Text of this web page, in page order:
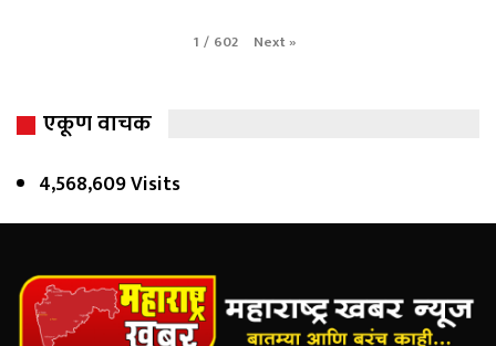
1 / 602 Next»
एकूण वाचक
4,568,609 Visits